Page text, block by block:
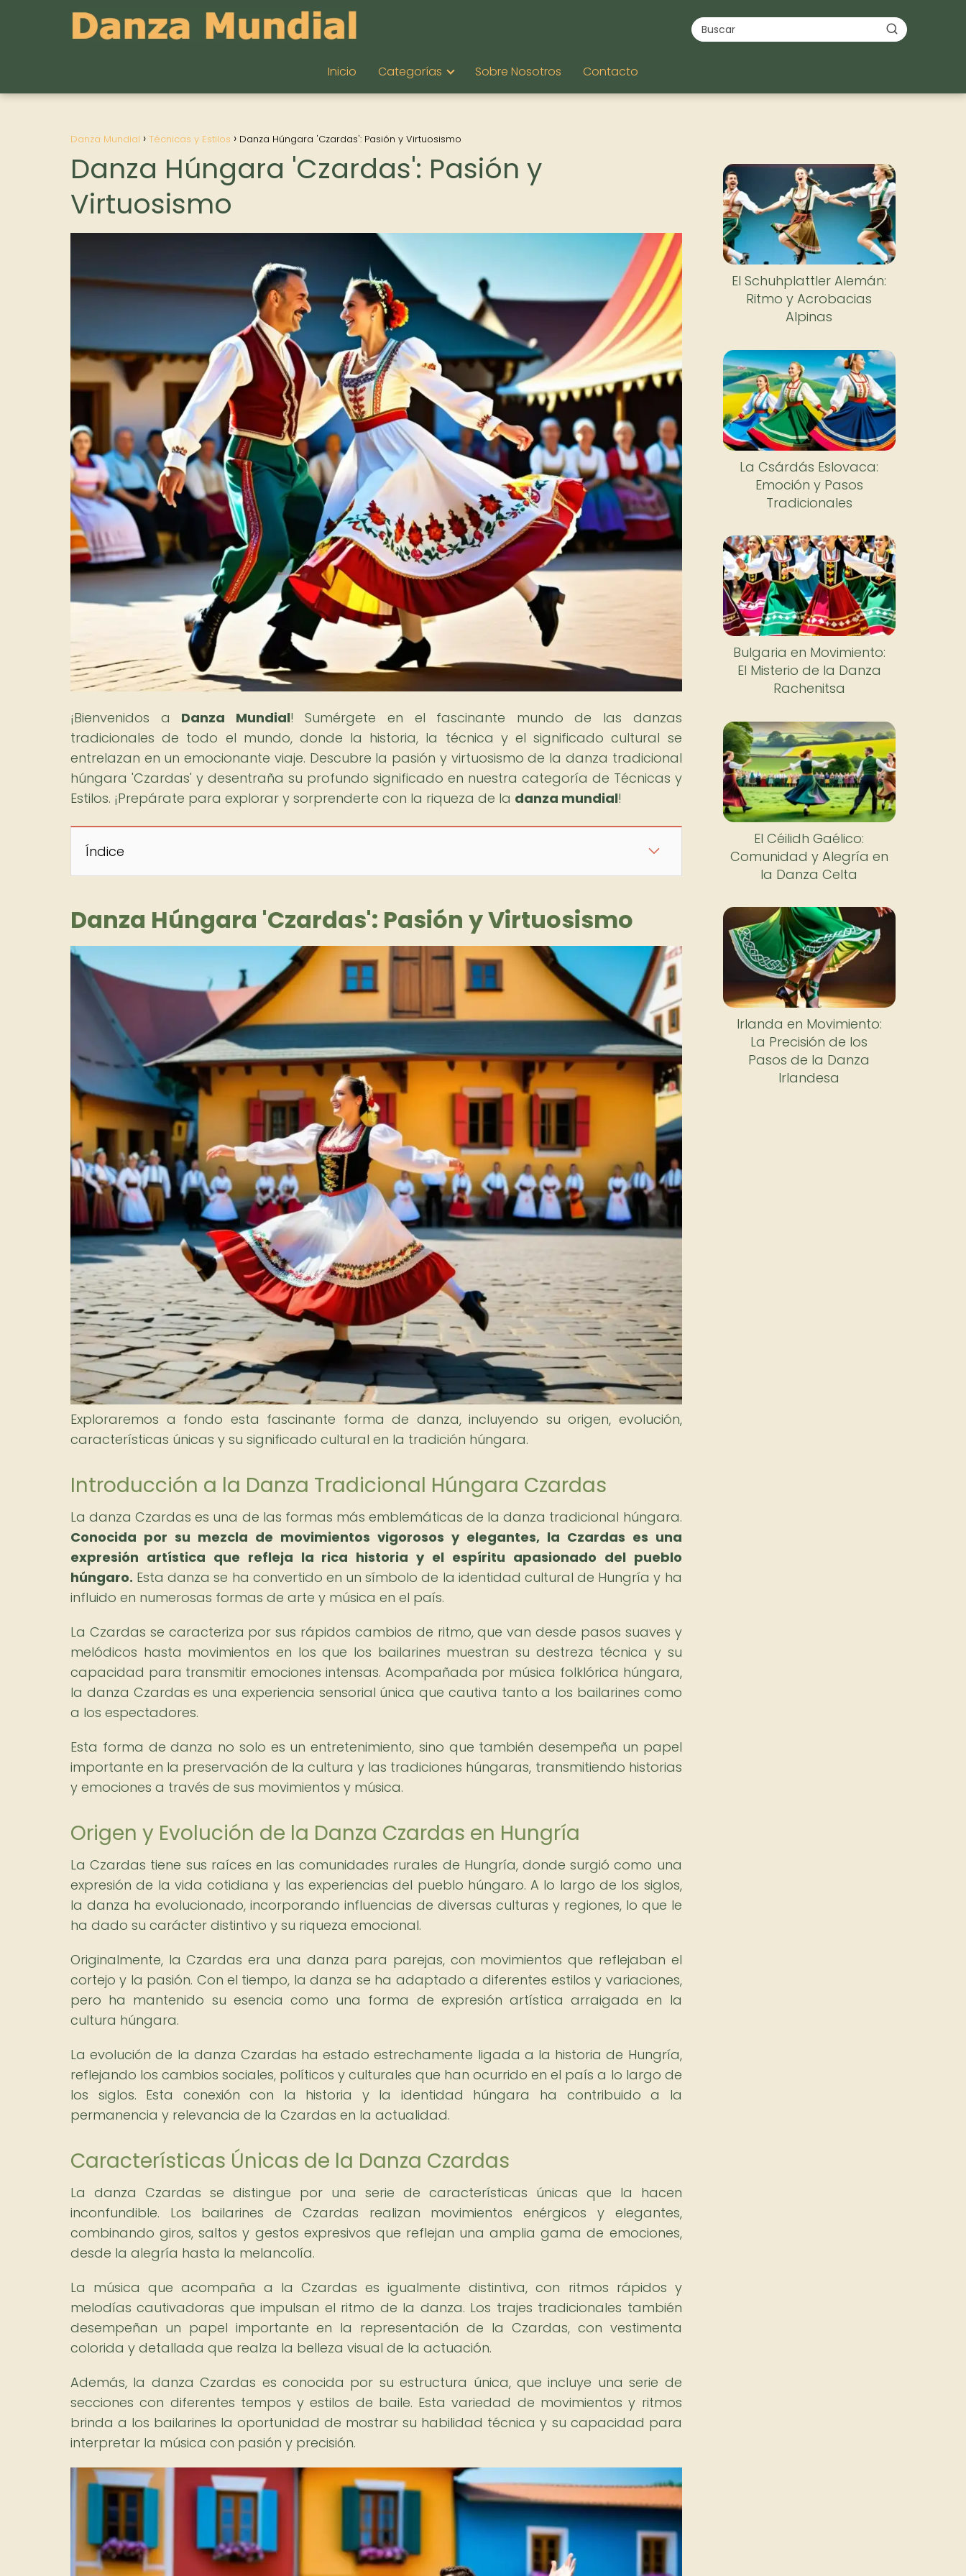
Inicio Categorías Sobre Nosotros Contacto
Danza Mundial Técnicas y Estilos Danza Húngara 'Czardas': Pasión y Virtuosismo
Danza Húngara 'Czardas': Pasión y
Virtuosismo
¡Bienvenidos a Danza Mundial! Sumérgete en el fascinante mundo de las danzas
tradicionales de todo el mundo, donde la historia, la técnica y el significado cultural se
entrelazan en un emocionante viaje. Descubre la pasión y virtuosismo de la danza tradicional
húngara 'Czardas' y desentraña su profundo significado en nuestra categoría de Técnicas y
Estilos. ¡Prepárate para explorar y sorprenderte con la riqueza de la danza mundial!
Índice
Danza Húngara 'Czardas': Pasión y Virtuosismo
Exploraremos a fondo esta fascinante forma de danza, incluyendo su origen, evolución,
características únicas y su significado cultural en la tradición húngara.
Introducción a la Danza Tradicional Húngara Czardas
La danza Czardas es una de las formas más emblemáticas de la danza tradicional húngara.
Conocida por su mezcla de movimientos vigorosos y elegantes, la Czardas es una
expresión artística que refleja la rica historia y el espíritu apasionado del pueblo
húngaro. Esta danza se ha convertido en un símbolo de la identidad cultural de Hungría y ha
influido en numerosas formas de arte y música en el país.
La Czardas se caracteriza por sus rápidos cambios de ritmo, que van desde pasos suaves y
melódicos hasta movimientos en los que los bailarines muestran su destreza técnica y su
capacidad para transmitir emociones intensas. Acompañada por música folklórica húngara,
la danza Czardas es una experiencia sensorial única que cautiva tanto a los bailarines como
a los espectadores.
Esta forma de danza no solo es un entretenimiento, sino que también desempeña un papel
importante en la preservación de la cultura y las tradiciones húngaras, transmitiendo historias
y emociones a través de sus movimientos y música.
Origen y Evolución de la Danza Czardas en Hungría
La Czardas tiene sus raíces en las comunidades rurales de Hungría, donde surgió como una
expresión de la vida cotidiana y las experiencias del pueblo húngaro. A lo largo de los siglos,
la danza ha evolucionado, incorporando influencias de diversas culturas y regiones, lo que le
ha dado su carácter distintivo y su riqueza emocional.
Originalmente, la Czardas era una danza para parejas, con movimientos que reflejaban el
cortejo y la pasión. Con el tiempo, la danza se ha adaptado a diferentes estilos y variaciones,
pero ha mantenido su esencia como una forma de expresión artística arraigada en la
cultura húngara.
La evolución de la danza Czardas ha estado estrechamente ligada a la historia de Hungría,
reflejando los cambios sociales, políticos y culturales que han ocurrido en el país a lo largo de
los siglos. Esta conexión con la historia y la identidad húngara ha contribuido a la
permanencia y relevancia de la Czardas en la actualidad.
Características Únicas de la Danza Czardas
La danza Czardas se distingue por una serie de características únicas que la hacen
inconfundible. Los bailarines de Czardas realizan movimientos enérgicos y elegantes,
combinando giros, saltos y gestos expresivos que reflejan una amplia gama de emociones,
desde la alegría hasta la melancolía.
La música que acompaña a la Czardas es igualmente distintiva, con ritmos rápidos y
melodías cautivadoras que impulsan el ritmo de la danza. Los trajes tradicionales también
desempeñan un papel importante en la representación de la Czardas, con vestimenta
colorida y detallada que realza la belleza visual de la actuación.
Además, la danza Czardas es conocida por su estructura única, que incluye una serie de
secciones con diferentes tempos y estilos de baile. Esta variedad de movimientos y ritmos
brinda a los bailarines la oportunidad de mostrar su habilidad técnica y su capacidad para
interpretar la música con pasión y precisión.
El Schuhplattler Alemán:
Ritmo y Acrobacias
Alpinas
La Csárdás Eslovaca:
Emoción y Pasos
Tradicionales
Bulgaria en Movimiento:
El Misterio de la Danza
Rachenitsa
El Céilidh Gaélico:
Comunidad y Alegría en
la Danza Celta
Irlanda en Movimiento:
La Precisión de los
Pasos de la Danza
Irlandesa